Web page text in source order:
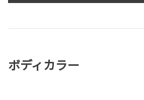
ボディカラー